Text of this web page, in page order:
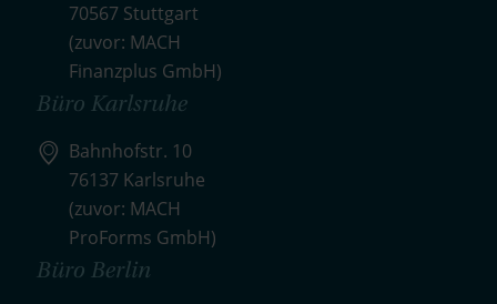
70567 Stuttgart
(zuvor: MACH
Finanzplus GmbH)
Büro Karlsruhe
Bahnhofstr. 10
76137 Karlsruhe
(zuvor: MACH
ProForms GmbH)
Büro Berlin